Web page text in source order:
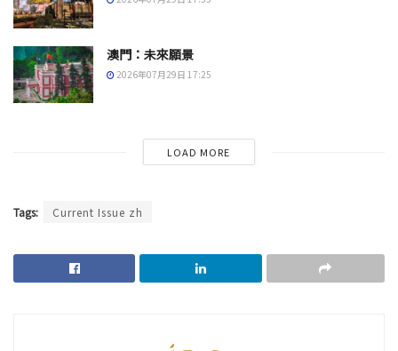
澳門：未來願景
2026年07月29日 17:25
LOAD MORE
Tags: Current Issue zh